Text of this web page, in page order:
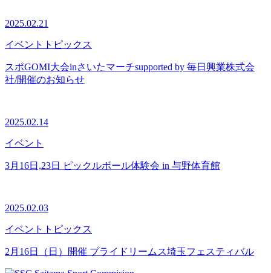
2025.02.21
イベント トピックス
スポGOMI大会inさいたマーチsupported by 毎日興業株式会
社/開催のお知らせ
2025.02.14
イベント
3月16日,23日 ピックルボール体験会 in 与野体育館
2025.02.03
イベント トピックス
2月16日（日）開催 プライドリームス埼玉フェスティバル